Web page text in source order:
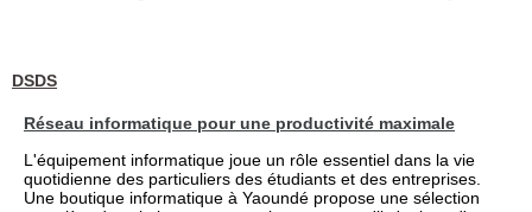
DSDS
Réseau informatique pour une productivité maximale
L'équipement informatique joue un rôle essentiel dans la vie
quotidienne des particuliers des étudiants et des entreprises.
Une boutique informatique à Yaoundé propose une sélection